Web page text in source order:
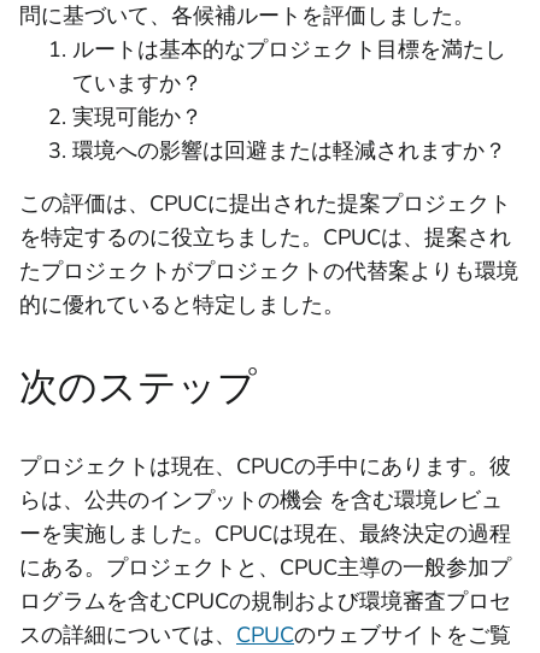
問に基づいて、各候補ルートを評価しました。
ルートは基本的なプロジェクト目標を満たし
ていますか？
実現可能か？
環境への影響は回避または軽減されますか？
この評価は、CPUCに提出された提案プロジェクト
を特定するのに役立ちました。CPUCは、提案され
たプロジェクトがプロジェクトの代替案よりも環境
的に優れていると特定しました。
次のステップ
プロジェクトは現在、CPUCの手中にあります。彼
らは、公共のインプットの機会 を含む環境レビュ
ーを実施しました。CPUCは現在、最終決定の過程
にある。プロジェクトと、CPUC主導の一般参加プ
ログラムを含むCPUCの規制および環境審査プロセ
スの詳細については、 CPUCのウェブサイトをご覧